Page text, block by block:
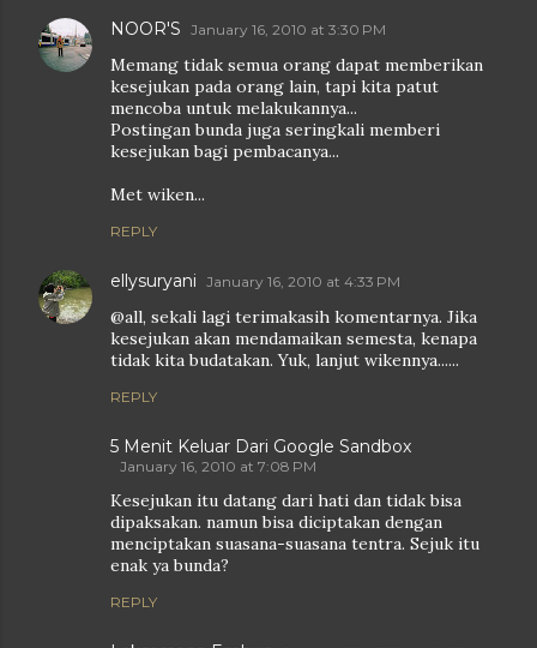
NOOR'S January 16, 2010 at 3:30 PM
Memang tidak semua orang dapat memberikan
kesejukan pada orang lain, tapi kita patut
mencoba untuk melakukannya...
Postingan bunda juga seringkali memberi
kesejukan bagi pembacanya...
Met wiken...
REPLY
ellysuryani January 16, 2010 at 4:33 PM
@all, sekali lagi terimakasih komentarnya. Jika
kesejukan akan mendamaikan semesta, kenapa
tidak kita budatakan. Yuk, lanjut wikennya......
REPLY
5 Menit Keluar Dari Google Sandbox
January 16, 2010 at 7:08 PM
Kesejukan itu datang dari hati dan tidak bisa
dipaksakan. namun bisa diciptakan dengan
menciptakan suasana-suasana tentra. Sejuk itu
enak ya bunda?
REPLY